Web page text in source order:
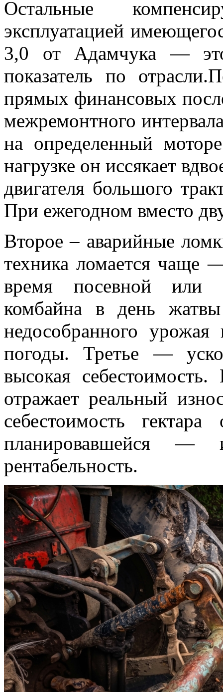
Остальные
эксплуатацией
3,0 от Адамчука —
показатель по
прямых финансовых
межремонтного
на определенный
нагрузке он иссякает
двигателя большого
При ежегодном вместо
Второе – аварийные
техника ломается
время посевной или
комбайна в день
недособранного
погоды. Третье —
высокая себестоимость.
отражает реальный
себестоимость
планировавшейся —
рентабельность.